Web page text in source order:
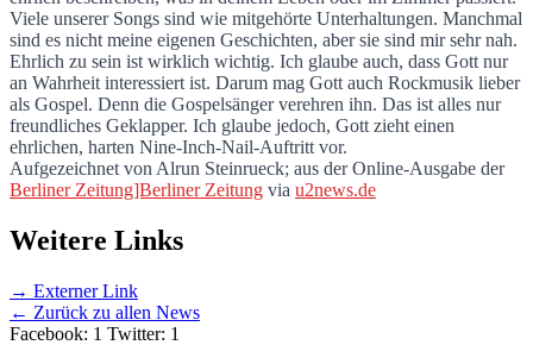
Viele unserer Songs sind wie mitgehörte Unterhaltungen. Manchmal
sind es nicht meine eigenen Geschichten, aber sie sind mir sehr nah.
Ehrlich zu sein ist wirklich wichtig. Ich glaube auch, dass Gott nur
an Wahrheit interessiert ist. Darum mag Gott auch Rockmusik lieber
als Gospel. Denn die Gospelsänger verehren ihn. Das ist alles nur
freundliches Geklapper. Ich glaube jedoch, Gott zieht einen
ehrlichen, harten Nine-Inch-Nail-Auftritt vor.
Aufgezeichnet von Alrun Steinrueck; aus der Online-Ausgabe der
Berliner Zeitung]Berliner Zeitung via u2news.de
Weitere Links
→ Externer Link
← Zurück zu allen News
Facebook: 1 Twitter: 1